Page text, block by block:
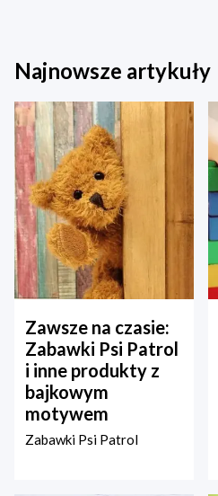
Najnowsze artykuły
Zawsze na czasie:
Zabawki Psi Patrol
i inne produkty z
bajkowym
motywem
Zabawki Psi Patrol